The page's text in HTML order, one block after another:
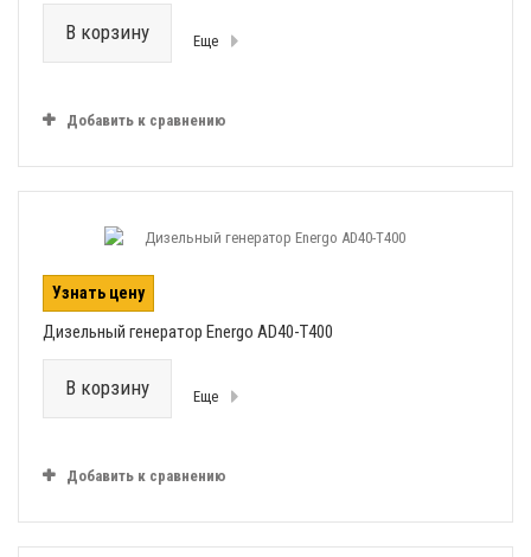
В корзину Еще
Добавить к сравнению
Узнать цену
Дизельный генератор Energo AD40-T400
В корзину Еще
Добавить к сравнению